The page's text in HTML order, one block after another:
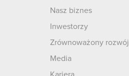
Nasz biznes
Inwestorzy
Zrównoważony rozwój
Media